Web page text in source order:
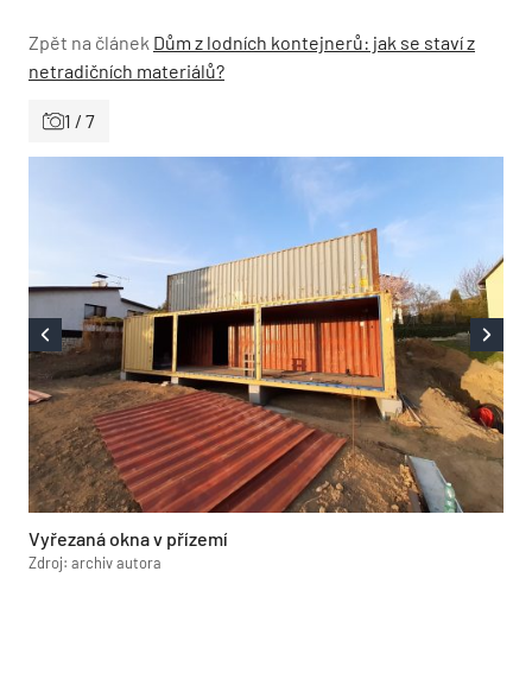
Zpět na článek Dům z lodních kontejnerů: jak se staví z
netradičních materiálů?
1 / 7
Vyřezaná okna v přízemí
Zdroj: archiv autora